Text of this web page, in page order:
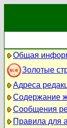
Общая
Золотые
Адреса
Содержание
Сообщения
Правила для